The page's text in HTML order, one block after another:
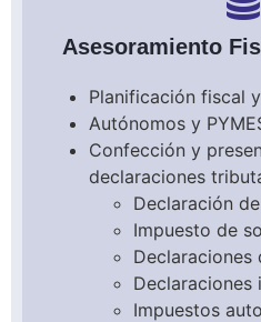
Asesoramiento
Planificación fiscal
Autónomos y
Confección y
declaraciones
Declaración
Impuesto de
Declaraciones
Declaraciones
Impuestos